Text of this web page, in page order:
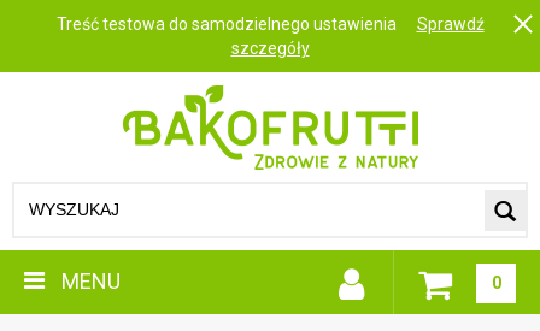
Treść testowa do samodzielnego ustawienia
Sprawdź
szczegóły
MENU 0